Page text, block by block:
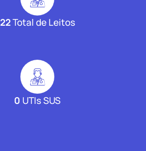
22Total de Leitos
0 UTIs SUS